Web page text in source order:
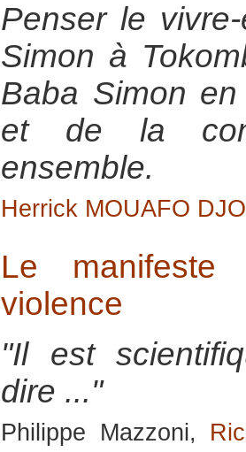
Penser le
Simon à
Baba Simon en
et de la
ensemble.
Herrick MOUAFO
Le
violence
"Il est
dire ..."
Philippe Mazzoni,